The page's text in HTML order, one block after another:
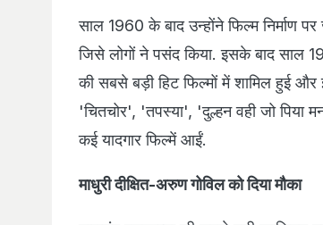
साल 1960 के बाद उन्होंने फिल्म निर्माण
जिसे लोगों ने पसंद किया. इसके बाद साल
की सबसे बड़ी हिट फिल्मों में शामिल हुई
'चितचोर', 'तपस्या', 'दुल्हन वही जो
कई यादगार फिल्में आईं.
माधुरी दीक्षित-अरुण गोविल को दिया मौका